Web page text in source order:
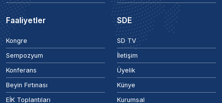
Faaliyetler
Kongre
Sempozyum
Konferans
Beyin Fırtınası
EİK Toplantıları
SDE
SD TV
İletişim
Üyelik
Künye
Kurumsal